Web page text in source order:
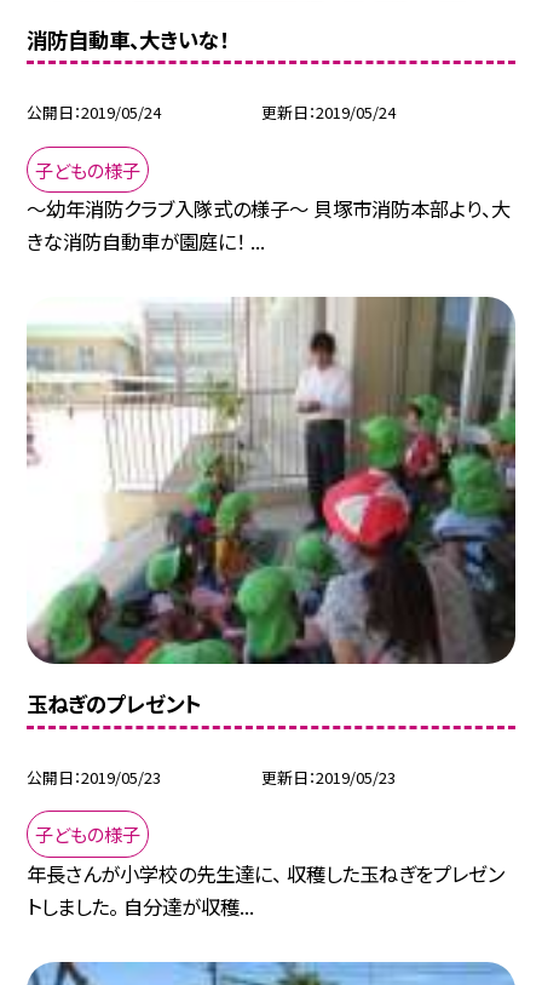
消防自動車、大きいな！
公開日 2019/05/24 更新日 2019/05/24
子どもの様子
〜幼年消防クラブ入隊式の様子〜 貝塚市消防本部より、大
きな消防自動車が園庭に！ ...
玉ねぎのプレゼント
公開日 2019/05/23 更新日 2019/05/23
子どもの様子
年長さんが小学校の先生達に、 収穫した玉ねぎをプレゼン
トしました。 自分達が収穫...